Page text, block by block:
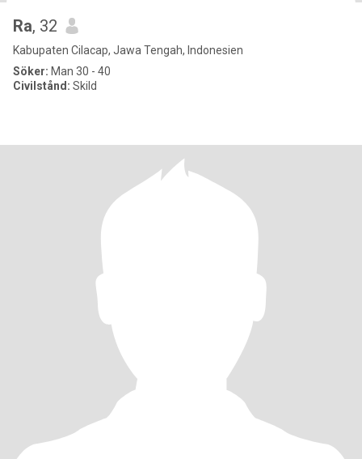
Ra, 32
Kabupaten Cilacap, Jawa Tengah, Indonesien
Söker: Man 30 - 40
Civilstånd: Skild